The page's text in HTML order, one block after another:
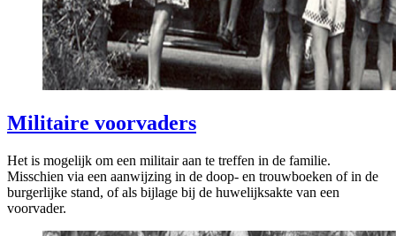
Militaire voorvaders
Het is mogelijk om een militair aan te treffen in de familie.
Misschien via een aanwijzing in de doop- en trouwboeken of in de
burgerlijke stand, of als bijlage bij de huwelijksakte van een
voorvader.